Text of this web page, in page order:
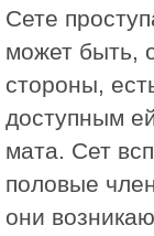
Сете
может быть,
стороны,
доступным
мата. Сет
половые
они